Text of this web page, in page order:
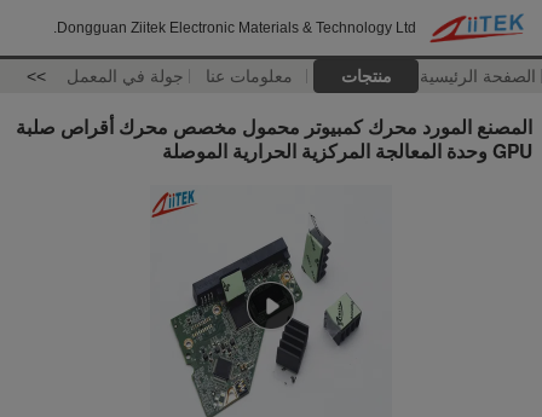
Dongguan Ziitek Electronic Materials & Technology Ltd.
الصفحة الرئيسية منتجات معلومات عنا جولة في المعمل >>
المصنع المورد محرك كمبيوتر محمول مخصص محرك أقراص صلبة
GPU وحدة المعالجة المركزية الحرارية الموصلة